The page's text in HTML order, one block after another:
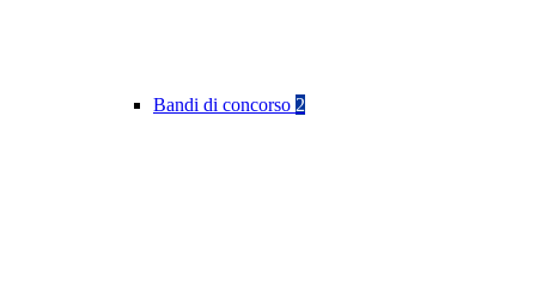
Bandi di concorso 2